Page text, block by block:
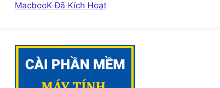
MacbooK Đã Kích Hoạt